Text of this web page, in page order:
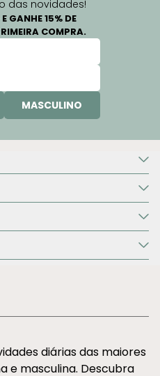
das novidades!
GANHE 15% DE
COMPRA.
MASCULINO
diárias das maiores
e masculina. Descubra